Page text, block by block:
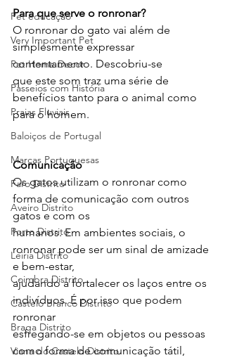
Pet educação
Very Important Pet
Pet Home Decor
Passeios com História
Praias Fluviais
Baloiços de Portugal
Marcas Portuguesas
Faro Distrito
Aveiro Distrito
Porto Distrito
Leiria Distrito
Coimbra Distrito
Castelo Branco Distrito
Braga Distrito
Viana do Castelo Distrito
Para que serve o ronronar?
O ronronar do gato vai além de
simplesmente expressar
contentamento. Descobriu-se
que este som traz uma série de
benefícios tanto para o animal como
para o homem.
Comunicação
Os gatos utilizam o ronronar como
forma de comunicação com outros
gatos e com os
humanos. Em ambientes sociais, o
ronronar pode ser um sinal de amizade
e bem-estar,
ajudando a fortalecer os laços entre os
indivíduos. É por isso que podem
ronronar
esfregando-se em objetos ou pessoas
como forma de comunicação tátil,